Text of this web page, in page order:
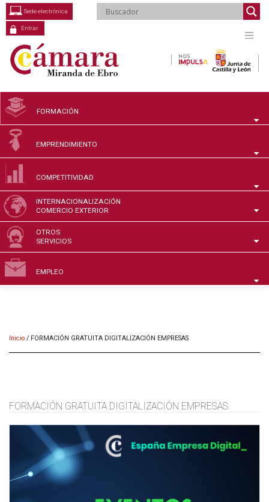
Saltar
contenido
Entrar
Sede electrónica
FORMACIÓN
EMPRENDIMIENTO
COMPETITIVIDAD
INTERNACIONALIZACIÓN
COMERCIO EXTERIOR
OTROS
SERVICIOS
EMPLEO
Inicio / FORMACIÓN GRATUITA DIGITALIZACIÓN EMPRESAS
FORMACIÓN GRATUITA DIGITALIZACIÓN EMPRESAS